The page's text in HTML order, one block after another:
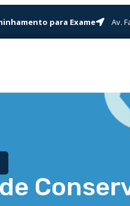
para Exame Av.